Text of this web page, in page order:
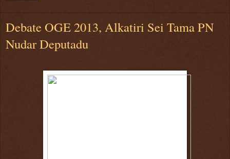
Debate OGE 2013, Alkatiri Sei Tama PN
Nudar Deputadu
.